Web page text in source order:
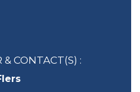
CONTACT(S) :